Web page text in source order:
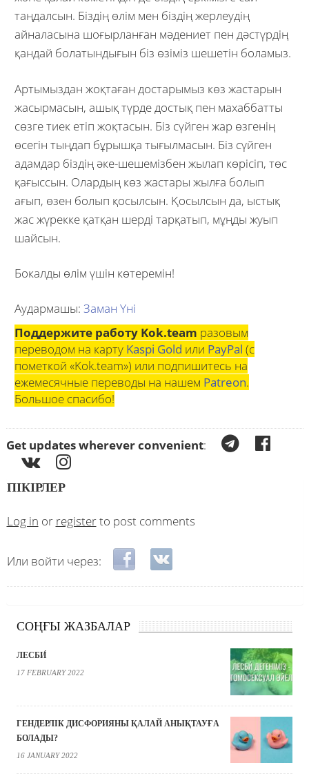
таңдалсын. Біздің өлім мен біздің жерлеудің
айналасына шоғырланған мәдениет пен дәстүрдің
қандай болатындығын біз өзіміз шешетін боламыз.
Артымыздан жоқтаған достарымыз көз жастарын
жасырмасын, ашық түрде достық пен махаббатты
сөзге тиек етіп жоқтасын. Біз сүйген жар өзгенің
өсегін тыңдап бұрышқа тығылмасын. Біз сүйген
адамдар біздің әке-шешемізбен жылап көрісіп, төс
қағыссын. Олардың көз жастары жылға болып
ағып, өзен болып қосылсын. Қосылсын да, ыстық
жас жүрекке қатқан шерді тарқатып, мұңды жуып
шайсын.
Бокалды өлім үшін көтеремін!
Аудармашы: Заман Үні
Поддержите работу Kok.team разовым
переводом на карту Kaspi Gold или PayPal (с
пометкой «Kok.team») или подпишитесь на
ежемесячные переводы на нашем Patreon.
Большое спасибо!
Get updates wherever convenient:
ПІКІРЛЕР
Log in or registerto post comments
Или войти через: Login with Facebook
Login with VKontakte
СОҢҒЫ ЖАЗБАЛАР
ЛЕСБИ́
17 FEBRUARY 2022
ГЕНДЕРЛІК ДИСФОРИЯНЫ ҚАЛАЙ АНЫҚТАУҒА
БОЛАДЫ?
16 JANUARY 2022